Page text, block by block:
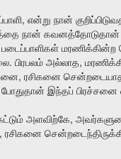
, என்று நான்
நான் கவனத்தோடுதான்
படைப்பாளிகள் மரணிக்கின்ற
. பிரபலம் அல்லாத,
, ரசிகனை
போதுதான் இந்தப் பிரச்சனை
அளவிற்கே,
, ரசிகனை